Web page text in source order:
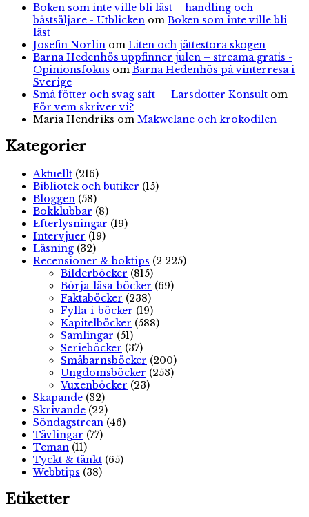
Boken som inte ville bli läst – handling och
bästsäljare - Utblicken om Boken som inte ville bli
läst
Josefin Norlin om Liten och jättestora skogen
Barna Hedenhös uppfinner julen – streama gratis -
Opinionsfokus om Barna Hedenhös på vinterresa i
Sverige
Små fötter och svag saft — Larsdotter Konsult om
För vem skriver vi?
Maria Hendriks om Makwelane och krokodilen
Kategorier
Aktuellt (216)
Bibliotek och butiker (15)
Bloggen (58)
Bokklubbar (8)
Efterlysningar (19)
Intervjuer (19)
Läsning (32)
Recensioner & boktips (2 225)
Bilderböcker (815)
Börja-läsa-böcker (69)
Faktaböcker (238)
Fylla-i-böcker (19)
Kapitelböcker (588)
Samlingar (51)
Serieböcker (37)
Småbarnsböcker (200)
Ungdomsböcker (253)
Vuxenböcker (23)
Skapande (32)
Skrivande (22)
Söndagstrean (46)
Tävlingar (77)
Teman (11)
Tyckt & tänkt (65)
Webbtips (38)
Etiketter